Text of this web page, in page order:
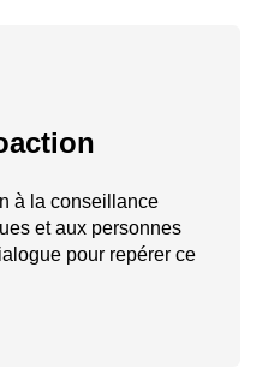
à la conseillance
et aux personnes
pour repérer ce